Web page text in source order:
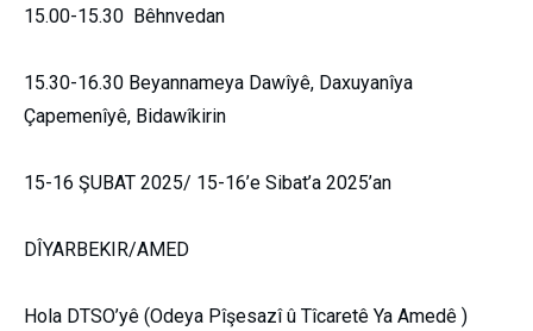
15.00-15.30 Bêhnvedan
15.30-16.30 Beyannameya Dawîyê, Daxuyanîya
Çapemenîyê, Bidawîkirin
15-16 ŞUBAT 2025/ 15-16’e Sibat’a 2025’an
DÎYARBEKIR/AMED
Hola DTSO’yê (Odeya Pîşesazî û Tîcaretê Ya Amedê )